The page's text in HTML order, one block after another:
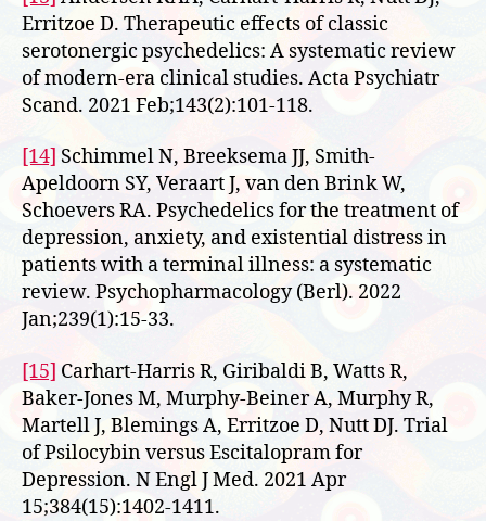
Erritzoe D. Therapeutic effects of classic
serotonergic psychedelics: A systematic review
of modern-era clinical studies. Acta Psychiatr
Scand. 2021 Feb;143(2):101-118.
[14] Schimmel N, Breeksema JJ, Smith-
Apeldoorn SY, Veraart J, van den Brink W,
Schoevers RA. Psychedelics for the treatment of
depression, anxiety, and existential distress in
patients with a terminal illness: a systematic
review. Psychopharmacology (Berl). 2022
Jan;239(1):15-33.
[15] Carhart-Harris R, Giribaldi B, Watts R,
Baker-Jones M, Murphy-Beiner A, Murphy R,
Martell J, Blemings A, Erritzoe D, Nutt DJ. Trial
of Psilocybin versus Escitalopram for
Depression. N Engl J Med. 2021 Apr
15;384(15):1402-1411.